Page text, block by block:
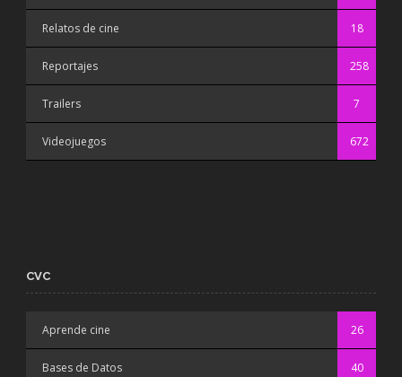
Relatos de cine 18
Reportajes 258
Trailers 7
Videojuegos 672
CVC
Aprende cine 26
Bases de Datos 40